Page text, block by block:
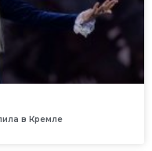
в Кремле